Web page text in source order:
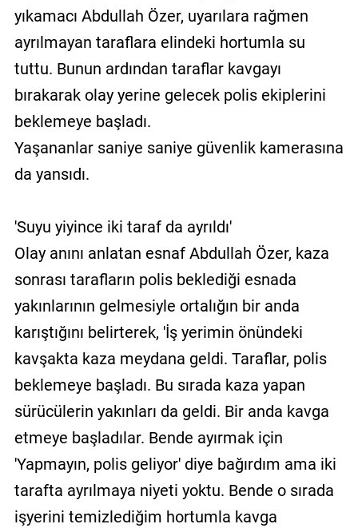
yıkamacı Abdullah Özer, uyarılara rağmen
ayrılmayan taraflara elindeki hortumla su
tuttu. Bunun ardından taraflar kavgayı
bırakarak olay yerine gelecek polis ekiplerini
beklemeye başladı.
Yaşananlar saniye saniye güvenlik kamerasına
da yansıdı.
'Suyu yiyince iki taraf da ayrıldı'
Olay anını anlatan esnaf Abdullah Özer, kaza
sonrası tarafların polis beklediği esnada
yakınlarının gelmesiyle ortalığın bir anda
karıştığını belirterek, 'İş yerimin önündeki
kavşakta kaza meydana geldi. Taraflar, polis
beklemeye başladı. Bu sırada kaza yapan
sürücülerin yakınları da geldi. Bir anda kavga
etmeye başladılar. Bende ayırmak için
'Yapmayın, polis geliyor' diye bağırdım ama iki
tarafta ayrılmaya niyeti yoktu. Bende o sırada
işyerini temizlediğim hortumla kavga